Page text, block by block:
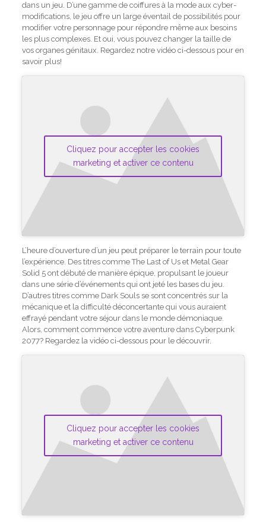
dans un jeu. D’une gamme de coiffures à la mode aux cyber-
modifications, le jeu offre un large éventail de possibilités pour
modifier votre personnage pour répondre même aux besoins
les plus complexes. Et oui, vous pouvez changer la taille de
vos organes génitaux. Regardez notre vidéo ci-dessous pour en
savoir plus!
Cliquez pour accepter les cookies
marketing et activer ce contenu
L’heure d’ouverture d’un jeu peut préparer le terrain pour toute
l’expérience. Des titres comme The Last of Us et Metal Gear
Solid 5 ont débuté de manière épique, propulsant le joueur
dans une série d’événements qui ont jeté les bases du jeu.
D’autres titres comme Dark Souls se sont concentrés sur la
mécanique et la difficulté déconcertante qui vous auraient
effrayé pendant votre séjour dans le monde démoniaque.
Alors, comment commence votre aventure dans Cyberpunk
2077? Regardez la vidéo ci-dessous pour le découvrir.
Cliquez pour accepter les cookies
marketing et activer ce contenu